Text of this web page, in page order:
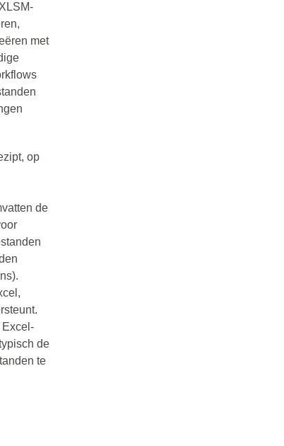
met
op
de
Excel-
de
te